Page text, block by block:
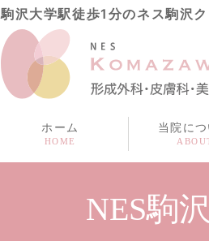
駒沢大学駅徒歩1分のネス駒沢
ホーム 当院につ
NES駒